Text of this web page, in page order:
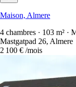
Maison, Almere
4 chambres · 103 m² ·
Mastgatpad 26, Almere
2 100 € /mois